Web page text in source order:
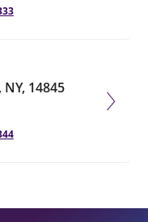
14845